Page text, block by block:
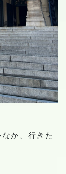
か、行きた